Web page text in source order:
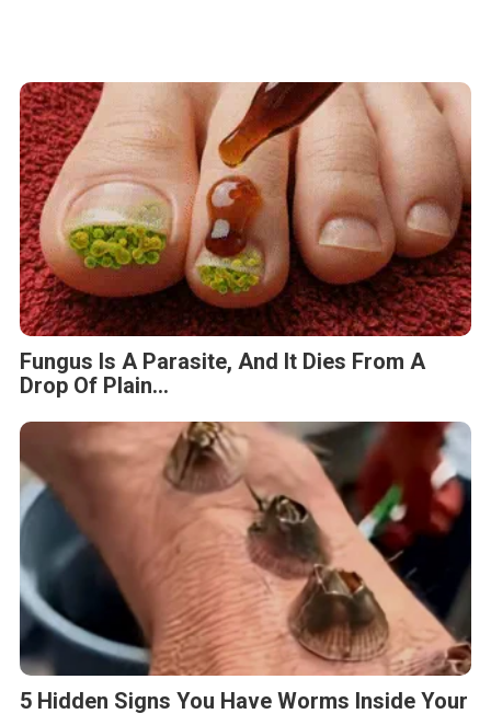
Fungus Is A Parasite, And It Dies From A
Drop Of Plain...
5 Hidden Signs You Have Worms Inside Your